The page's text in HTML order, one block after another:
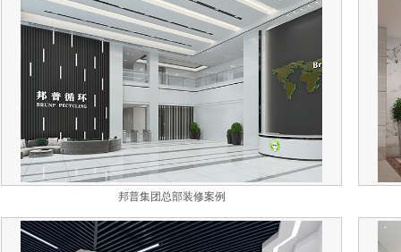
邦普集团总部装修案例